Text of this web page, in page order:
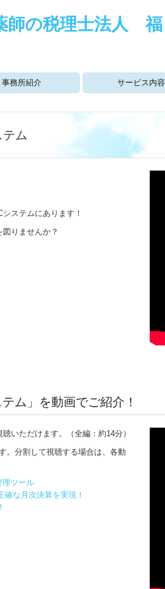
事務所紹介 サービス内容
ム
ステムにあります！
りませんか？
ム」を動画でご紹介！
いただけます。（全編：約14分）
。分割して視聴する場合は、各動
理ツール
な月次決算を実現！